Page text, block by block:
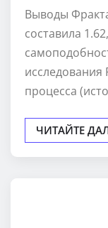
Выводы
составила
исследования
процесса
ЧИТАЙТЕ